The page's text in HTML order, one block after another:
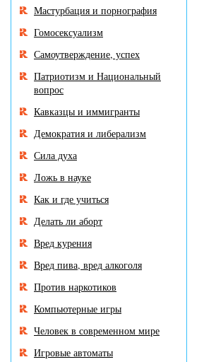
Мастурбация и порнография
Гомосексуализм
Самоутверждение, успех
Патриотизм и Национальный
вопрос
Кавказцы и иммигранты
Демократия и либерализм
Сила духа
Ложь в науке
Как и где учиться
Делать ли аборт
Вред курения
Вред пива, вред алкоголя
Против наркотиков
Компьютерные игры
Человек в современном мире
Игровые автоматы